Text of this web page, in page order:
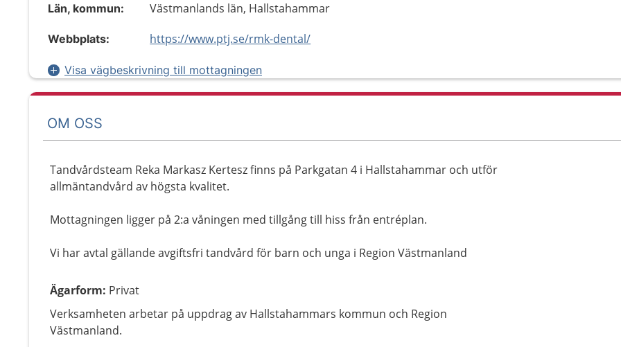
Län, kommun: Västmanlands län, Hallstahammar
Webbplats: https://www.ptj.se/rmk-dental/
Visa vägbeskrivning till mottagningen
OM OSS
Tandvårdsteam Reka Markasz Kertesz finns på Parkgatan 4 i Hallstahammar och utför
allmäntandvård av högsta kvalitet.
Mottagningen ligger på 2:a våningen med tillgång till hiss från entréplan.
Vi har avtal gällande avgiftsfri tandvård för barn och unga i Region Västmanland
Ägarform: Privat
Verksamheten arbetar på uppdrag av Hallstahammars kommun och Region
Västmanland.